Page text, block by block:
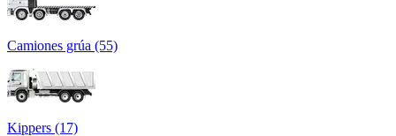
Camiones grúa (55)
Kippers (17)